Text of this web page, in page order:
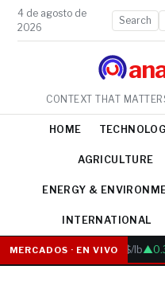
4 de agosto de
2026
Search
CONTEXT THAT
HOME
AGRICULTURE
ENERGY &
INTERNATIONAL
MERCADOS · EN VIVO
Cobre 6.05US$/lb